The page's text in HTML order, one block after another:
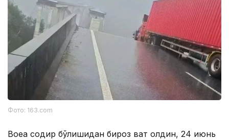
Фото: 163.com
Воқеа содир бўлишидан бироз вақт олдин, 24 июнь